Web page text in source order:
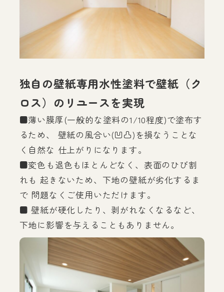
独自の壁紙専用水性塗料で壁紙（ク
ロス）のリユースを実現
■薄い膜厚(一般的な塗料の1/10程度)で塗布す
るため、 壁紙の風合い(凹凸)を損なうことな
く自然な 仕上がりになります。
■変色も退色もほとんどなく、表面のひび割
れも 起きないため、下地の壁紙が劣化するま
で 問題なくご使用いただけます。
■ 壁紙が硬化したり、剥がれなくなるなど、
下地に影響を与えることもありません。